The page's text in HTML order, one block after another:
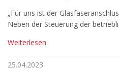
„Für uns ist der
Neben der Steuerung der
Weiterlesen
25.04.2023